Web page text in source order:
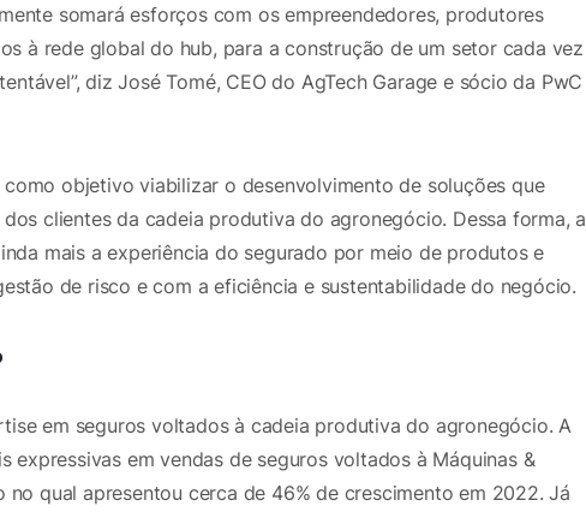
somará esforços com os empreendedores, produtores
à rede global do hub, para a construção de um setor cada vez
diz José Tomé, CEO do AgTech Garage e sócio da PwC
objetivo viabilizar o desenvolvimento de soluções que
clientes da cadeia produtiva do agronegócio. Dessa forma, a
mais a experiência do segurado por meio de produtos e
de risco e com a eficiência e sustentabilidade do negócio.
em seguros voltados à cadeia produtiva do agronegócio. A
expressivas em vendas de seguros voltados à Máquinas &
no qual apresentou cerca de 46% de crescimento em 2022. Já